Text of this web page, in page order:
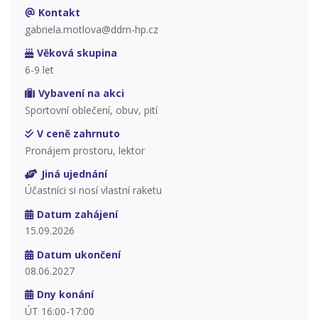
Kontakt
gabriela.motlova@ddm-hp.cz
Věková skupina
6-9 let
Vybavení na akci
Sportovní oblečení, obuv, pití
V ceně zahrnuto
Pronájem prostoru, lektor
Jiná ujednání
Účastníci si nosí vlastní raketu
Datum zahájení
15.09.2026
Datum ukončení
08.06.2027
Dny konání
ÚT 16:00-17:00